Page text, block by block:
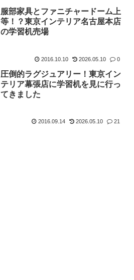
服部家具とファニチャードーム上
等！？東京インテリア名古屋本店
の学習机売場
2016.10.10 2026.05.10 0
圧倒的ラグジュアリー！東京イン
テリア幕張店に学習机を見に行っ
てきました
2016.09.14 2026.05.10 21